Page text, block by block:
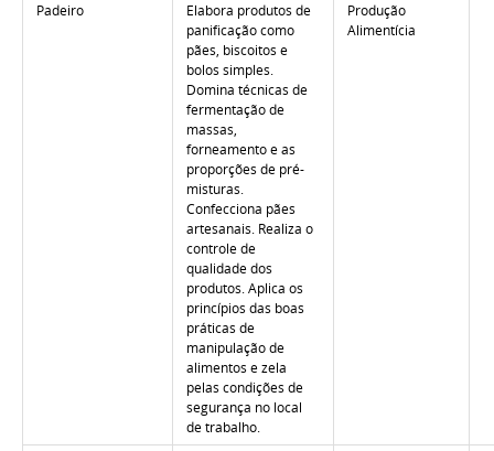
Padeiro
Elabora produtos de
panificação como
pães, biscoitos e
bolos simples.
Domina técnicas de
fermentação de
massas,
forneamento e as
proporções de pré-
misturas.
Confecciona pães
artesanais. Realiza o
controle de
qualidade dos
produtos. Aplica os
princípios das boas
práticas de
manipulação de
alimentos e zela
pelas condições de
segurança no local
de trabalho.
Produção
Alimentícia